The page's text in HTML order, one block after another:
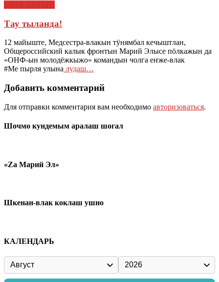
Тау тыланда!
12 майыште, Медсестра-влакын тӱнямбал кечыштлан,
Общероссийский калык фронтын Марий Элысе пӧлкажын да
«ОНФ-ын молодёжкыжо» командын чолга еҥже-влак
#Ме пырля улына лудаш…
Добавить комментарий
Для отправки комментария вам необходимо авторизоваться.
Шочмо кундемым аралаш шогал
«Zа Марий Эл»
Шкенан-влак коклаш ушно
КАЛЕНДАРЬ